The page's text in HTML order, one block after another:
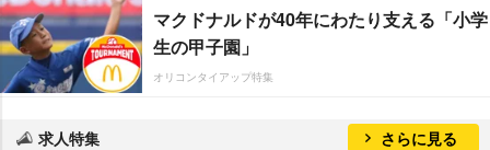
マクドナルドが40年にわたり支える「小学
生の甲子園」
オリコンタイアップ特集
求人特集 さらに見る